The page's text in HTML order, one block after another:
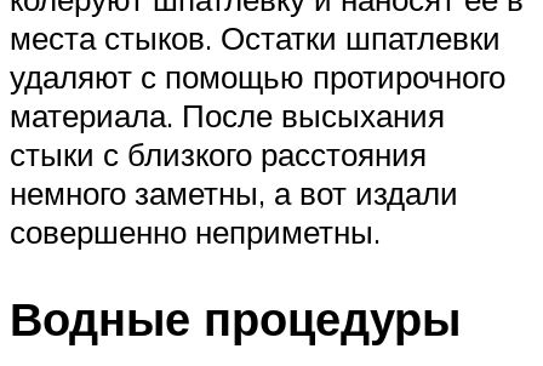
места стыков. Остатки шпатлевки
удаляют с помощью протирочного
материала. После высыхания
стыки с близкого расстояния
немного заметны, а вот издали
совершенно неприметны.
Водные процедуры